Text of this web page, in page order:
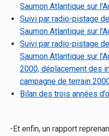
Saumon Atlantique sur
Suivi par radio-pistage
Saumon Atlantique sur
Suivi par radio-pistage
Saumon Atlantique sur
2000, déplacement des
campagne de terrain
Bilan des trois années
-Et enfin, un rapport